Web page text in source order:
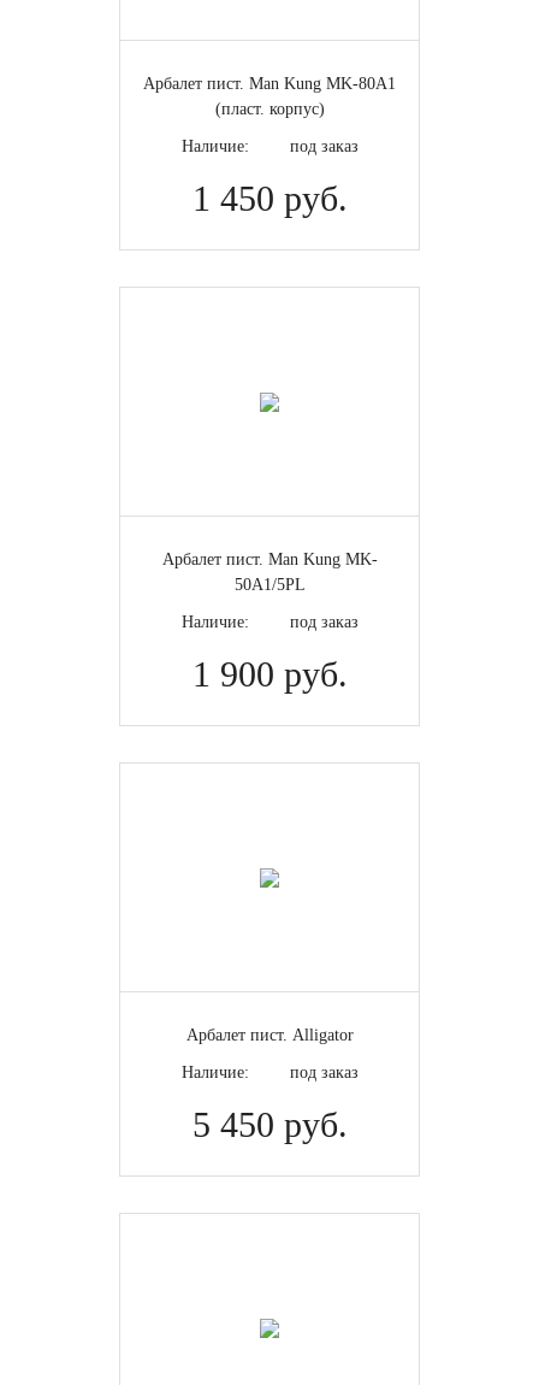
Арбалет пист. Man Kung MK-80A1
(пласт. корпус)
Наличие: под заказ
1 450 руб.
Арбалет пист. Man Kung MK-
50А1/5PL
Наличие: под заказ
1 900 руб.
Арбалет пист. Alligator
Наличие: под заказ
5 450 руб.